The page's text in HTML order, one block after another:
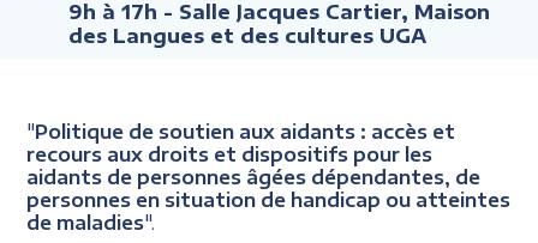
9h à 17h - Salle Jacques Cartier, Maison
des Langues et des cultures UGA
"Politique de soutien aux aidants : accès et
recours aux droits et dispositifs pour les
aidants de personnes âgées dépendantes, de
personnes en situation de handicap ou atteintes
de maladies".